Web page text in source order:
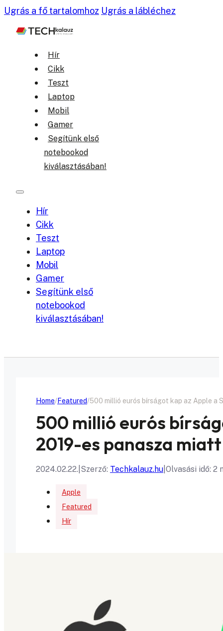
Ugrás a fő tartalomhoz Ugrás a lábléchez
Hír
Cikk
Teszt
Laptop
Mobil
Gamer
Segítünk első
notebookod
kiválasztásában!
Hír
Cikk
Teszt
Laptop
Mobil
Gamer
Segítünk első
notebookod
kiválasztásában!
Home Featured 500 millió eurós bírságot kap az Apple a
500 millió eurós
2019-es panasza miatt
2024.02.22. Szerző: Techkalauz.hu Olvasási idő: 2
Apple
Featured
Hír